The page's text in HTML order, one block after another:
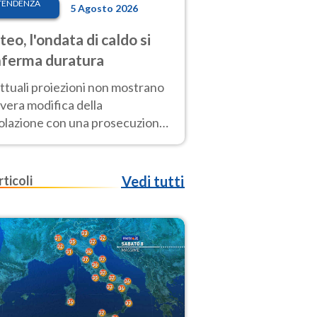
5 Agosto 2026
l'ondata di caldo si
duratura
proiezioni non mostrano
modifica della
con una prosecuzione
fuori scala per molti
Vedi tutti